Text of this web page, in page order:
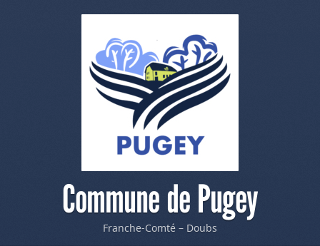
Commune de Pugey
Franche-Comté – Doubs